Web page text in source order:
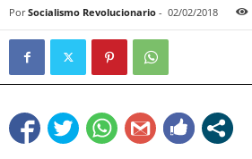
Por Socialismo Revolucionario - 02/02/2018